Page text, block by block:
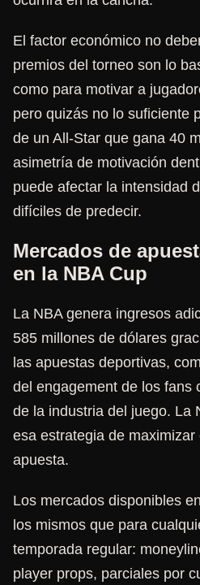
El factor económico no
premios del torneo son lo
como para motivar a
pero quizás no lo suficiente
de un All-Star que gana 40
asimetría de motivación
puede afectar la intensidad
difíciles de predecir.
Mercados de
en la NBA Cup
La NBA genera ingresos
585 millones de dólares
las apuestas deportivas,
del engagement de los fans
de la industria del juego. La
esa estrategia de
apuesta.
Los mercados disponibles
los mismos que para
temporada regular:
player props, parciales por